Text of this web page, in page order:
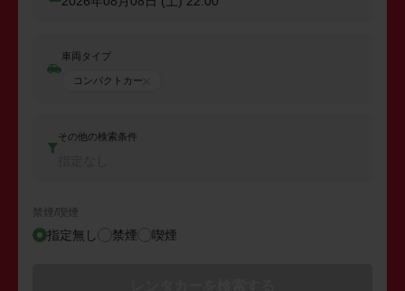
車両タイプ
コンパクトカー
その他の検索条件
禁煙/喫煙
指定無し 禁煙 喫煙